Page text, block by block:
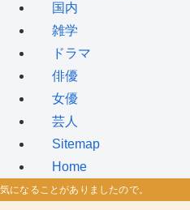
国内
雑学
ドラマ
俳優
女優
芸人
Sitemap
Home
気になることがありましたので。